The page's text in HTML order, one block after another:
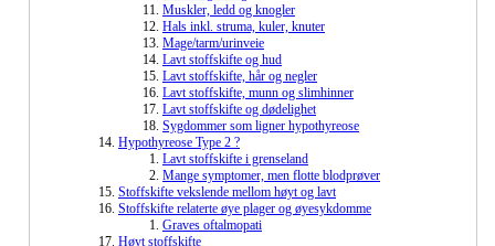
Muskler, ledd og knogler
Hals inkl. struma, kuler, knuter
Mage/tarm/urinveie
Lavt stoffskifte og hud
Lavt stoffskifte, hår og negler
Lavt stoffskifte, munn og slimhinner
Lavt stoffskifte og dødelighet
Sygdommer som ligner hypothyreose
Hypothyreose Type 2 ?
Lavt stoffskifte i grenseland
Mange symptomer, men flotte blodprøver
Stoffskifte vekslende mellom høyt og lavt
Stoffskifte relaterte øye plager og øyesykdomme
Graves oftalmopati
Høyt stoffskifte